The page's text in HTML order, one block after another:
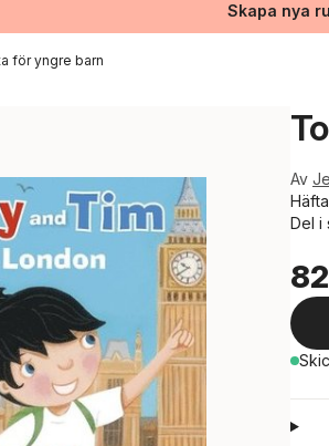
Skapa nya
för yngre barn
Av
Del i